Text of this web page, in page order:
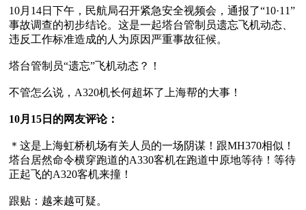
10月14日下午，民航局召开紧急安全视频会，通报了“10·11”
事故调查的初步结论。这是一起塔台管制员遗忘飞机动态、
违反工作标准造成的人为原因严重事故征候。
塔台管制员“遗忘”飞机动态？！
不管怎么说，A320机长何超坏了上海帮的大事！
10月15日的网友评论：
＊这是上海虹桥机场有关人员的一场阴谋！跟MH370相似！
塔台居然命令横穿跑道的A330客机在跑道中原地等待！等待
正起飞的A320客机来撞！
跟贴：越来越可疑。